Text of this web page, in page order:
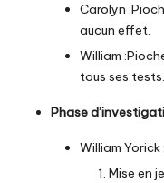
Carolyn
aucun effet.
William
tous ses tests.
Phase
William Yorick :
Mise en